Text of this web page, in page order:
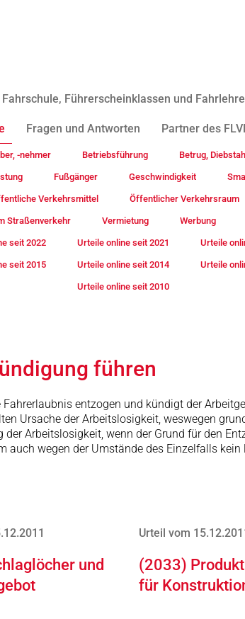
Führerscheinklassen und
Fragen und Antworten Partner des
-nehmer Betriebsführung Betrug,
Fußgänger Geschwindigkeit
Verkehrsmittel Öffentlicher Verkehrsraum
Straßenverkehr Vermietung Werbung
seit 2022 Urteile online seit 2021 Urteile
seit 2015 Urteile online seit 2014 Urteile
Urteile online seit 2010
führen
entzogen und kündigt der
Ursache der Arbeitslosigkeit, weswegen
Arbeitslosigkeit, wenn der Grund für den
wegen der Umstände des Einzelfalls
und
Urteil vom
(2033)
für